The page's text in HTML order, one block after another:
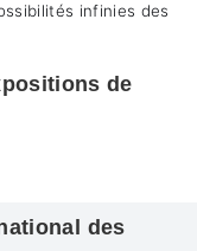
infinies des
de
des